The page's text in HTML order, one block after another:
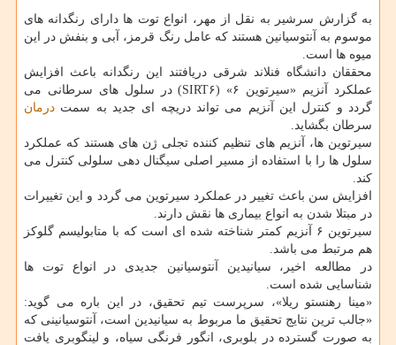
به گزارش سرشیر به نقل از مهر، انواع توت ها دارای رنگدانه های
موسوم به آنتوسیانین هستند كه عامل رنگ قرمز، آبی و بنفش در این
میوه ها است.
محققان دانشگاه فنلاند شرقی دریافتند این رنگدانه باعث افزایش
عملكرد آنزیم «سیرتوین ۶» (SIRT۶) در سلول های سرطانی می
گردد و كنترل این آنزیم می تواند دریچه ای جدید به سمت درمان
سرطان بگشاید.
سیرتوین ها، آنزیم های تنظیم كننده تجلی ژن های هستند كه عملكرد
سلول ها را با استفاده از مسیر اصلی سیگنال دهی سلولی كنترل می
كند.
افزایش سن باعث تغییر در عملكرد سیرتوین می گردد و این تغییرات
در مبتلا شدن به انواع بیماری ها نقش دارند.
سیرتوین ۶ آنزیم كمتر شناخته شده ای است كه با متابولیسم گلوكز
هم مرتبط می باشد.
در مطالعه اخیر، سیانیدین آنتوسیانین جدیدی در انواع توت ها
شناسایی شده است.
«مینا رهنستو ریلا»، سرپرست تیم تحقیق، در این باره می گوید:
«جالب ترین نتایج تحقیق ما مربوط به سیانیدین است، آنتوسیانینی كه
به صورت گسترده در بلوبری، انگور فرنگی سیاه، و لینگوبری یافت